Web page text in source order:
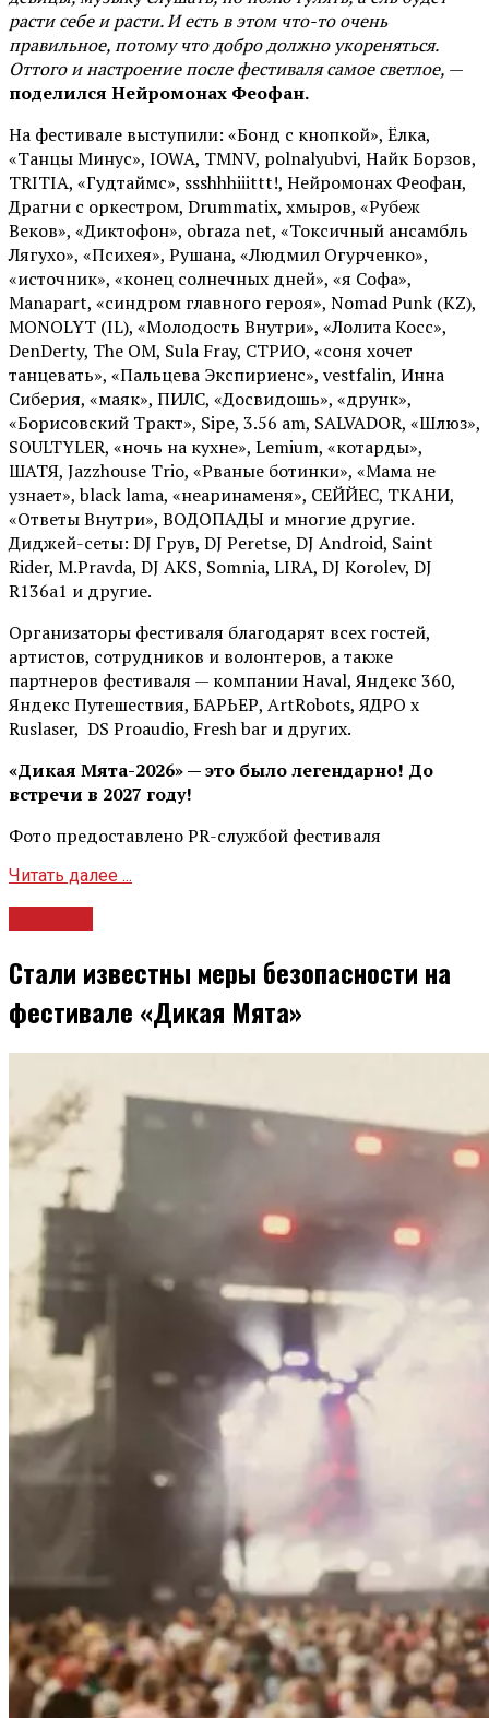
расти себе и расти. И есть в этом что-то очень
правильное, потому что добро должно укореняться.
Оттого и настроение после фестиваля самое светлое, —
поделился Нейромонах Феофан.
На фестивале выступили: «Бонд с кнопкой», Ёлка,
«Танцы Минус», IOWA, TMNV, polnalyubvi, Найк Борзов,
TRITIA, «Гудтаймс», ssshhhiiittt!, Нейромонах Феофан,
Драгни с оркестром, Drummatix, хмыров, «Рубеж
Веков», «Диктофон», obraza net, «Токсичный ансамбль
Лягухо», «Психея», Рушана, «Людмил Огурченко»,
«источник», «конец солнечных дней», «я Софа»,
Manapart, «синдром главного героя», Nomad Punk (KZ),
MONOLYT (IL), «Молодость Внутри», «Лолита Косс»,
DenDerty, The OM, Sula Fray, СТРИО, «соня хочет
танцевать», «Пальцева Экспириенс», vestfalin, Инна
Сиберия, «маяк», ПИЛС, «Досвидошь», «друнк»,
«Борисовский Тракт», Sipe, 3.56 am, SALVADOR, «Шлюз»,
SOULTYLER, «ночь на кухне», Lemium, «котарды»,
ШАТЯ, Jazzhouse Trio, «Рваные ботинки», «Мама не
узнает», black lama, «неаринаменя», СЕЙЙЕС, ТКАНИ,
«Ответы Внутри», ВОДОПАДЫ и многие другие.
Диджей-сеты: DJ Грув, DJ Peretse, DJ Android, Saint
Rider, М.Pravda, DJ AKS, Somnia, LIRA, DJ Korolev, DJ
R136a1 и другие.
Организаторы фестиваля благодарят всех гостей,
артистов, сотрудников и волонтеров, а также
партнеров фестиваля — компании Haval, Яндекс 360,
Яндекс Путешествия, БАРЬЕР, ArtRobots, ЯДРО х
Ruslaser, DS Proaudio, Fresh bar и других.
«Дикая Мята-2026» — это было легендарно! До
встречи в 2027 году!
Фото предоставлено PR-службой фестиваля
Читать далее ...
Стали известны меры безопасности на
фестивале «Дикая Мята»